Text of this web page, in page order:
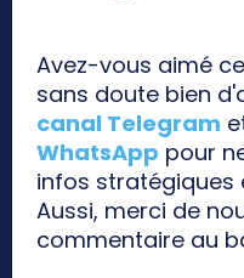
Avez-vous aimé
sans doute bien
canal Telegram
WhatsApp pour
infos stratégiques
Aussi, merci de
commentaire au